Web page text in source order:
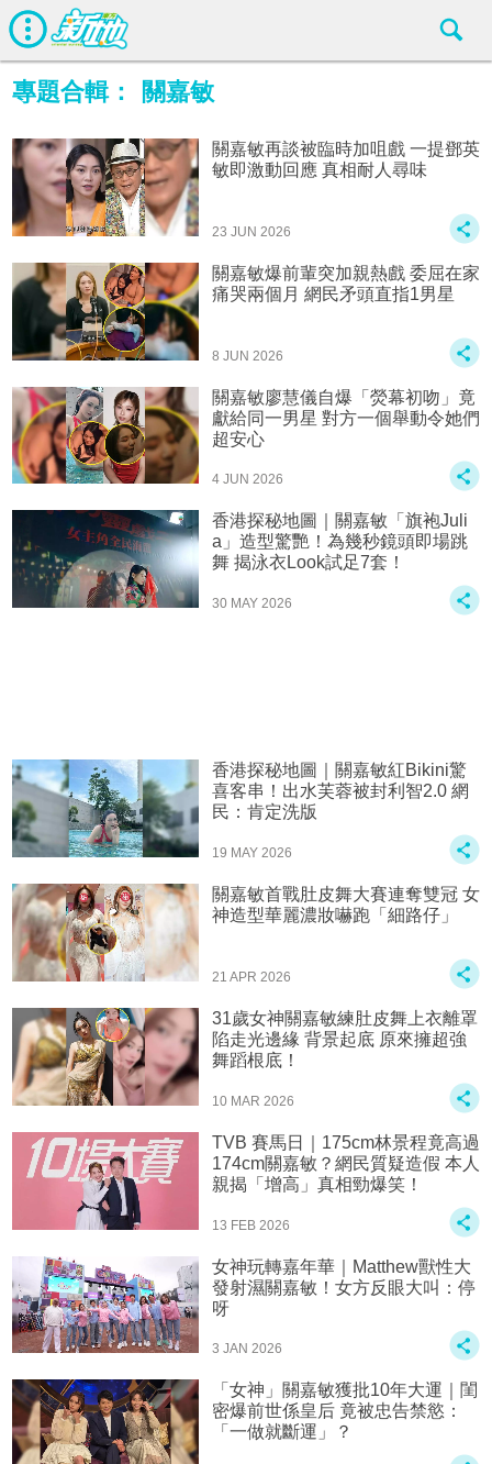
專題合輯： 關嘉敏
關嘉敏再談被臨時加咀戲 一提鄧英
敏即激動回應 真相耐人尋味
23 JUN 2026
關嘉敏爆前輩突加親熱戲 委屈在家
痛哭兩個月 網民矛頭直指1男星
8 JUN 2026
關嘉敏廖慧儀自爆「熒幕初吻」竟
獻給同一男星 對方一個舉動令她們
超安心
4 JUN 2026
香港探秘地圖｜關嘉敏「旗袍Juli
a」造型驚艷！為幾秒鏡頭即場跳
舞 揭泳衣Look試足7套！
30 MAY 2026
香港探秘地圖｜關嘉敏紅Bikini驚
喜客串！出水芙蓉被封利智2.0 網
民：肯定洗版
19 MAY 2026
關嘉敏首戰肚皮舞大賽連奪雙冠 女
神造型華麗濃妝嚇跑「細路仔」
21 APR 2026
31歲女神關嘉敏練肚皮舞上衣離罩
陷走光邊緣 背景起底 原來擁超強
舞蹈根底！
10 MAR 2026
TVB 賽馬日｜175cm林景程竟高過
174cm關嘉敏？網民質疑造假 本人
親揭「增高」真相勁爆笑！
13 FEB 2026
女神玩轉嘉年華｜Matthew獸性大
發射濕關嘉敏！女方反眼大叫：停
呀
3 JAN 2026
「女神」關嘉敏獲批10年大運｜閨
密爆前世係皇后 竟被忠告禁慾：
「一做就斷運」？